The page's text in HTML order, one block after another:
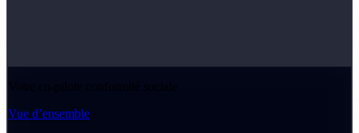
Votre co-pilote conformité sociale
Vue d’ensemble